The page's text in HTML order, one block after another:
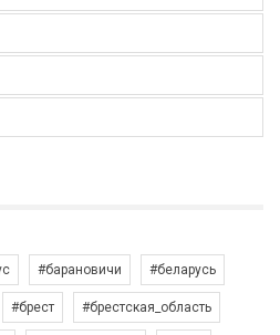
#барановичи #беларусь
#брест #брестская_область